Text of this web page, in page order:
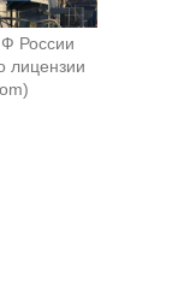
России
лицензии